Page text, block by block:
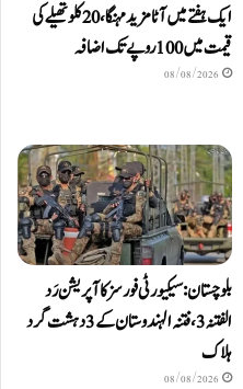
ایک ہفتے میں آٹا مزید مہنگا، 20 کلو تھیلے کی
قیمت میں 100 روپے تک اضافہ
08/08/2026
بلوچستان: سیکیورٹی فورسز کا آپریشن رَد
الفتنہ 3، فتنہ الہندوستان کے 3 دہشت گرد
ہلاک
08/08/2026